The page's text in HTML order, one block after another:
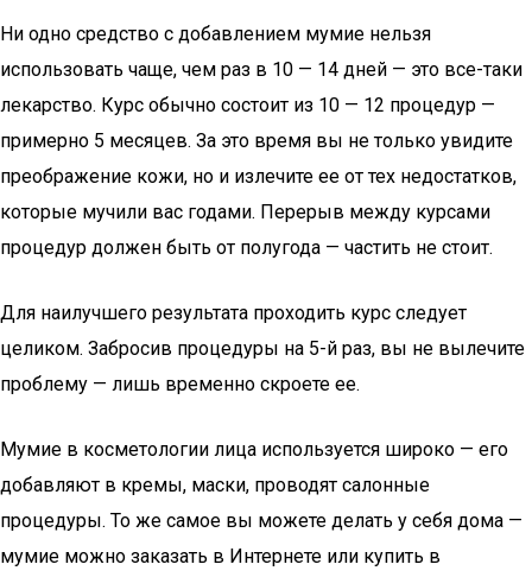
Ни одно средство с добавлением мумие нельзя
использовать чаще, чем раз в 10 — 14 дней — это все-таки
лекарство. Курс обычно состоит из 10 — 12 процедур —
примерно 5 месяцев. За это время вы не только увидите
преображение кожи, но и излечите ее от тех недостатков,
которые мучили вас годами. Перерыв между курсами
процедур должен быть от полугода — частить не стоит.
Для наилучшего результата проходить курс следует
целиком. Забросив процедуры на 5-й раз, вы не вылечите
проблему — лишь временно скроете ее.
Мумие в косметологии лица используется широко — его
добавляют в кремы, маски, проводят салонные
процедуры. То же самое вы можете делать у себя дома —
мумие можно заказать в Интернете или купить в